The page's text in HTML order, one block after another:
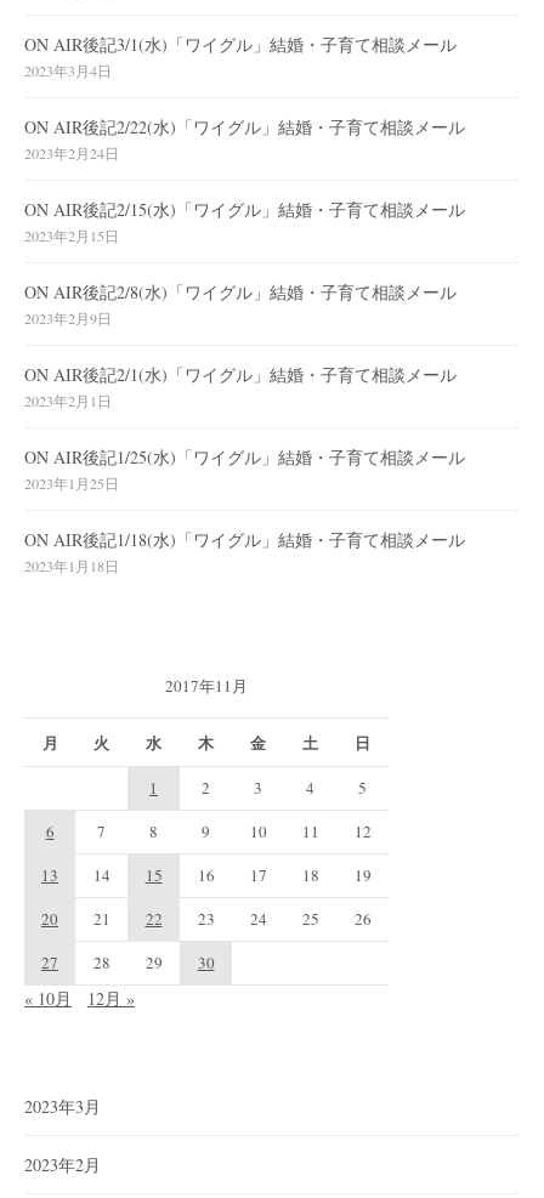
ON AIR後記3/1(水)「ワイグル」結婚・子育て相談メール
2023年3月4日
ON AIR後記2/22(水)「ワイグル」結婚・子育て相談メール
2023年2月24日
ON AIR後記2/15(水)「ワイグル」結婚・子育て相談メール
2023年2月15日
ON AIR後記2/8(水)「ワイグル」結婚・子育て相談メール
2023年2月9日
ON AIR後記2/1(水)「ワイグル」結婚・子育て相談メール
2023年2月1日
ON AIR後記1/25(水)「ワイグル」結婚・子育て相談メール
2023年1月25日
ON AIR後記1/18(水)「ワイグル」結婚・子育て相談メール
2023年1月18日
2017年11月
月 火 水 木 金 土 日
1 2 3 4
5
6
7 8 9 10 11
12
13
14 15 16 17 18
19
20
21 22 23 24 25
26
27
28 29 30
« 10月 12月 »
2023年3月
2023年2月